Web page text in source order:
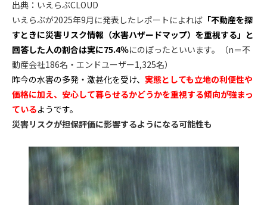
出典：いえらぶCLOUD
いえらぶが2025年9月に発表したレポートによれば 「不動産を探
すときに災害リスク情報（水害ハザードマップ）を重視する」と
回答した人の割合は実に75.4％にのぼったといいます。（n＝不
動産会社186名・エンドユーザー1,325名）
昨今の水害の多発・激甚化を受け、 実態としても立地の利便性や
価格に加え、安心して暮らせるかどうかを重視する傾向が強まっ
ているようです。
災害リスクが担保評価に影響するようになる可能性も